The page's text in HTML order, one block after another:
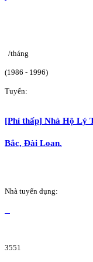
/tháng
(1986 - 1996)
Tuyển:
[Phí thấp] Nhà Hộ Lý
Bắc, Đài Loan.
Nhà tuyển dụng:
3551